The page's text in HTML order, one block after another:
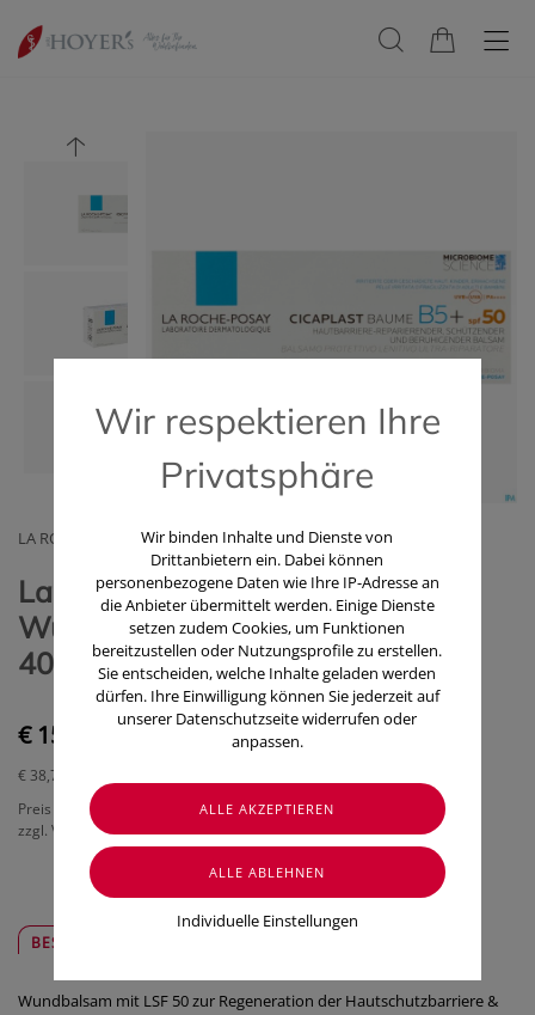
LA ROCHE POSAY (COSMETIQUE ACTIVE OESTERREICH)
La Roche Posay Cicaplast
Wundpflegebalsam B5+ SPF 50+
40ml
€ 15,50
€ 38,75
Preis inkl. MwSt.
zzgl. Versandkosten
BESCHREIBUNG
Wundbalsam mit LSF 50 zur Regeneration der Hautschutzbarriere &
Wir respektieren Ihre
Privatsphäre
Wir binden Inhalte und Dienste von
Drittanbietern ein. Dabei können
personenbezogene Daten wie Ihre IP-Adresse an
die Anbieter übermittelt werden. Einige Dienste
setzen zudem Cookies, um Funktionen
bereitzustellen oder Nutzungsprofile zu erstellen.
Sie entscheiden, welche Inhalte geladen werden
dürfen. Ihre Einwilligung können Sie jederzeit auf
unserer Datenschutzseite widerrufen oder
anpassen.
Individuelle Einstellungen